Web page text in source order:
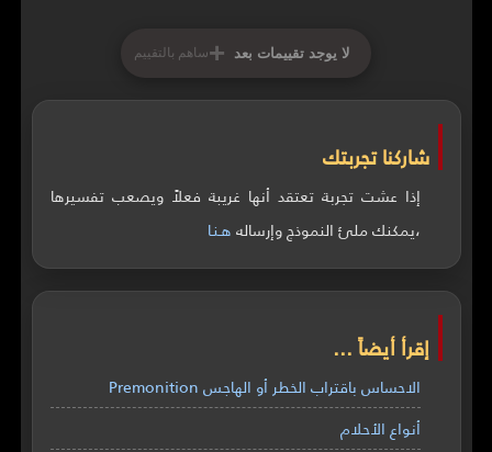
لا يوجد تقييمات بعد +ساهم بالتقييم
شاركنا تجربتك
إذا عشت تجربة تعتقد أنها غريبة فعلاً ويصعب تفسيرها
،يمكنك ملئ النموذج وإرسالههـنـا
إقرأ أيضاً ...
الاحساس باقتراب الخطر أو الهاجس Premonition
أنواع الأحلام